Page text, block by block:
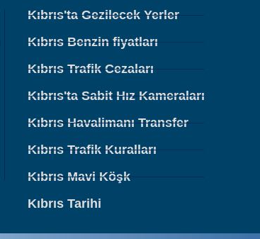
Kıbrıs'ta Gezilecek Yerler
Kıbrıs Benzin fiyatları
Kıbrıs Trafik Cezaları
Kıbrıs'ta Sabit Hız Kameraları
Kıbrıs Havalimanı Transfer
Kıbrıs Trafik Kuralları
Kıbrıs Mavi Köşk
Kıbrıs Tarihi